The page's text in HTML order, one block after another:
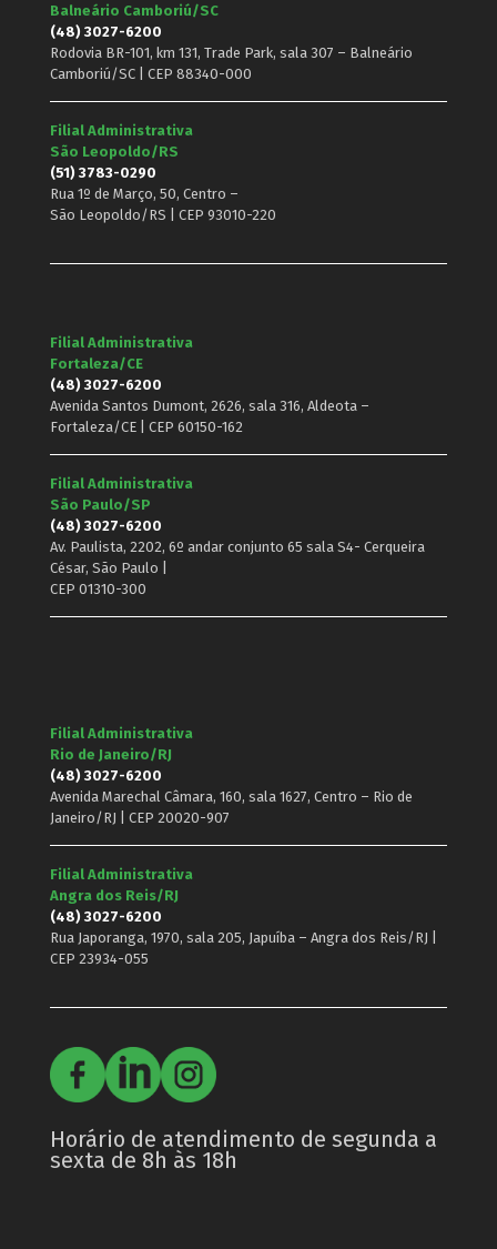
Balneário Camboriú/SC
(48) 3027-6200
Rodovia BR-101, km 131, Trade Park, sala 307 – Balneário
Camboriú/SC | CEP 88340-000
Filial Administrativa
São Leopoldo/RS
(51) 3783-0290
Rua 1º de Março, 50, Centro –
São Leopoldo/RS | CEP 93010-220
Filial Administrativa
Fortaleza/CE
(48) 3027-6200
Avenida Santos Dumont, 2626, sala 316, Aldeota –
Fortaleza/CE | CEP 60150-162
Filial Administrativa
São Paulo/SP
(48) 3027-6200
Av. Paulista, 2202, 6º andar conjunto 65 sala S4- Cerqueira
César, São Paulo |
CEP 01310-300
Filial Administrativa
Rio de Janeiro/RJ
(48) 3027-6200
Avenida Marechal Câmara, 160, sala 1627, Centro – Rio de
Janeiro/RJ | CEP 20020-907
Filial Administrativa
Angra dos Reis/RJ
(48) 3027-6200
Rua Japoranga, 1970, sala 205, Japuíba – Angra dos Reis/RJ |
CEP 23934-055
Horário de atendimento de segunda a
sexta de 8h às 18h